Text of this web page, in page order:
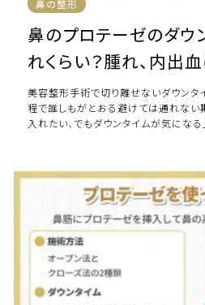
鼻の整形
鼻のプロテーゼのダウ
れくらい？腫れ、内出血
美容整形手術で切り離せないダウンタ
程で誰しもがとおる避けては通れない
入れたい、でもダウンタイムが気になる